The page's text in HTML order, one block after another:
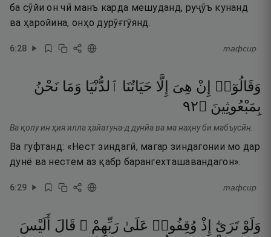
ба сӯйи он чӣ манъ карда мешуданд, руҷӯъ кунанд
ва ҳаройина, онҳо дурӯғгӯянд.
6:28 тафсир
وَقَالُوٓا۟ إِنْ هِىَ إِلَّا حَيَاتُنَا ٱلدُّنْيَا وَمَا نَحْنُ
بِمَبْعُوثِينَ ۝٢٩
Ва қолу ин ҳия илла ҳайатуна-д дунйа ва ма наҳну би мабъусӣн.
Ва гуфтанд: «Нест зиндагӣ, магар зиндагонии мо дар
дунё ва нестем аз қабр барангехташавандагон».
6:29 тафсир
وَلَوْ تَرَىٰٓ إِذْ وُقِفُوا۟ عَلَىٰ رَبِّهِمْ ۚ قَالَ
أَلَيْسَ